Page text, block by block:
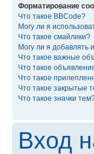
Форматирование
Что такое BBCode?
Могу ли я
Что такое смайлики?
Могу ли я добавлять
Что такое важные
Что такое
Что такое
Что такое закрытые
Что такое значки
Вход